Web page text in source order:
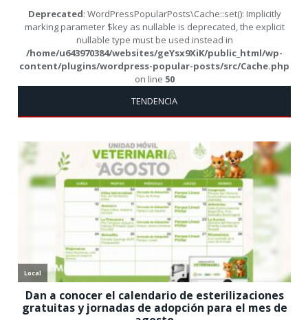
Deprecated: WordPressPopularPosts\Cache::set(): Implicitly
marking parameter $key as nullable is deprecated, the explicit
nullable type must be used instead in
/home/u643970384/websites/geYsx9XiK/public_html/wp-
content/plugins/wordpress-popular-posts/src/Cache.php
on line 50
TENDENCIA